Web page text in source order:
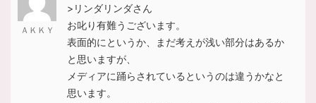
ＡＫＫＹ
>リンダリンダさん
お叱り有難うございます。
表面的にというか、まだ考えが浅い部分はあるか
と思いますが、
メディアに踊らされているというのは違うかなと
思います。